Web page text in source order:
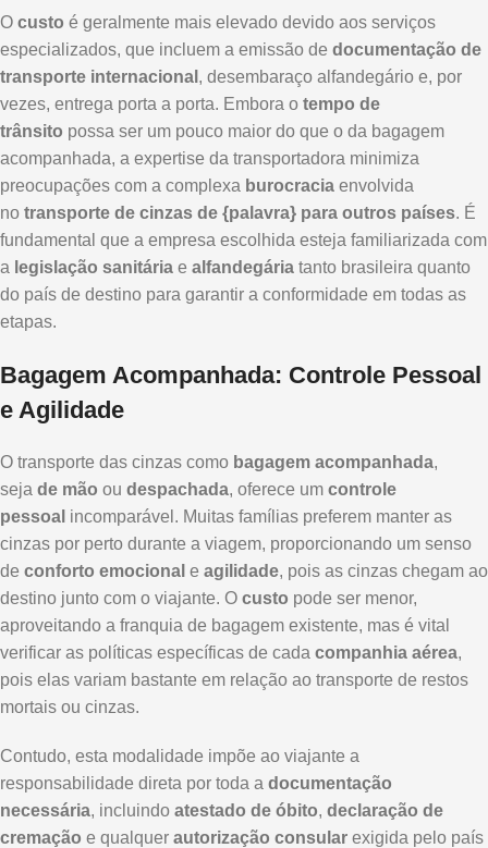
O custo é geralmente mais elevado devido aos serviços
especializados, que incluem a emissão de documentação de
transporte internacional , desembaraço alfandegário e, por
vezes, entrega porta a porta. Embora o tempo de
trânsito possa ser um pouco maior do que o da bagagem
acompanhada, a expertise da transportadora minimiza
preocupações com a complexa burocracia envolvida
no transporte de cinzas de {palavra} para outros países. É
fundamental que a empresa escolhida esteja familiarizada com
a legislação sanitária e alfandegária tanto brasileira quanto
do país de destino para garantir a conformidade em todas as
etapas.
Bagagem Acompanhada: Controle Pessoal
e Agilidade
O transporte das cinzas como bagagem acompanhada,
seja de mão ou despachada, oferece um controle
pessoal incomparável. Muitas famílias preferem manter as
cinzas por perto durante a viagem, proporcionando um senso
de conforto emocional e agilidade, pois as cinzas chegam ao
destino junto com o viajante. O custo pode ser menor,
aproveitando a franquia de bagagem existente, mas é vital
verificar as políticas específicas de cada companhia aérea,
pois elas variam bastante em relação ao transporte de restos
mortais ou cinzas.
Contudo, esta modalidade impõe ao viajante a
responsabilidade direta por toda a documentação
necessária, incluindo atestado de óbito, declaração de
cremação e qualquer autorização consular exigida pelo país